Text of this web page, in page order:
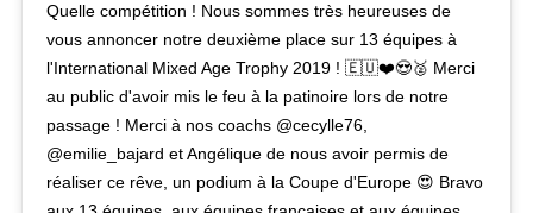
Quelle compétition ! Nous sommes très heureuses de
vous annoncer notre deuxième place sur 13 équipes à
l'International Mixed Age Trophy 2019 ! 🇪🇺❤️😍🥈 Merci
au public d'avoir mis le feu à la patinoire lors de notre
passage ! Merci à nos coachs @cecylle76,
@emilie_bajard et Angélique de nous avoir permis de
réaliser ce rêve, un podium à la Coupe d'Europe 😍 Bravo